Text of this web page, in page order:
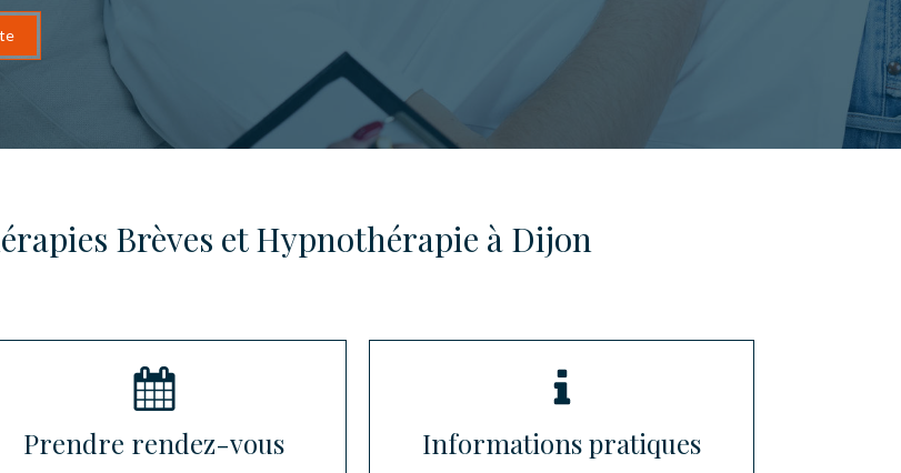
Brèves et Hypnothérapie à Dijon
Prendre rendez-vous Informations pratiques